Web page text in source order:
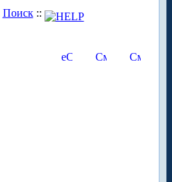
Поиск::